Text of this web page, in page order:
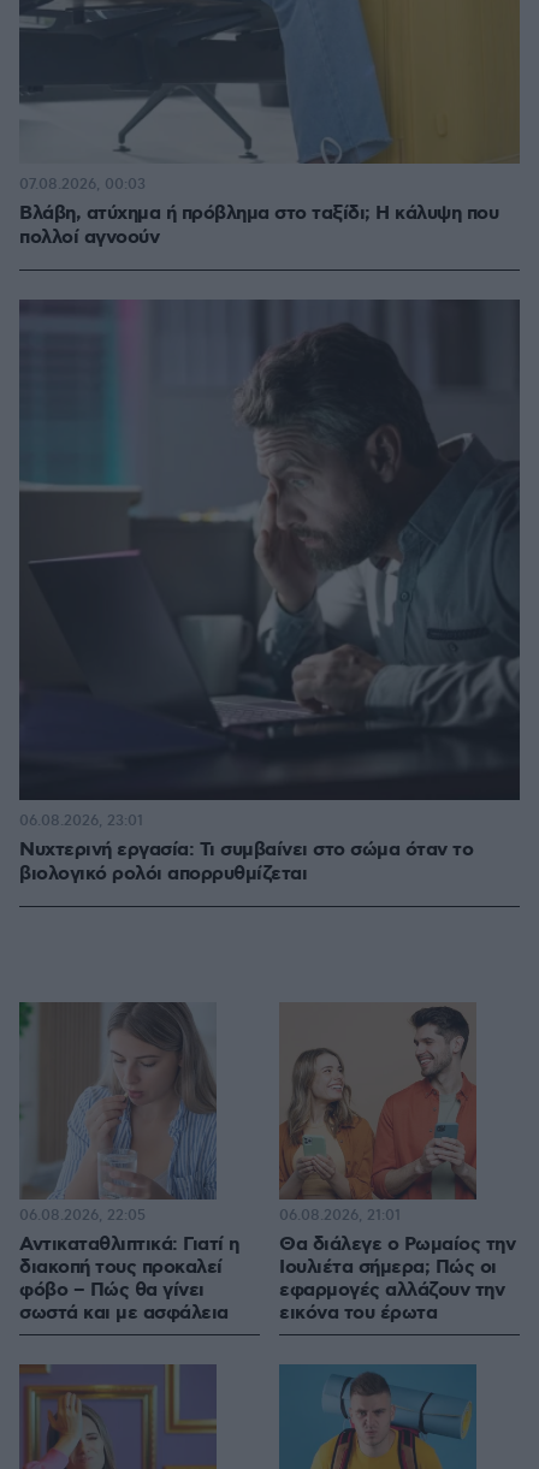
Βλάβη, ατύχημα ή πρόβλημα στο ταξίδι; Η κάλυψη που
πολλοί αγνοούν
07.08.2026, 00:03
Νυχτερινή εργασία: Τι συμβαίνει στο σώμα όταν το
βιολογικό ρολόι απορρυθμίζεται
06.08.2026, 23:01
Αντικαταθλιπτικά: Γιατί η
διακοπή τους προκαλεί
φόβο – Πώς θα γίνει
σωστά και με ασφάλεια
06.08.2026, 22:05
Θα διάλεγε ο Ρωμαίος την
Ιουλιέτα σήμερα; Πώς οι
εφαρμογές αλλάζουν την
εικόνα του έρωτα
06.08.2026, 21:01